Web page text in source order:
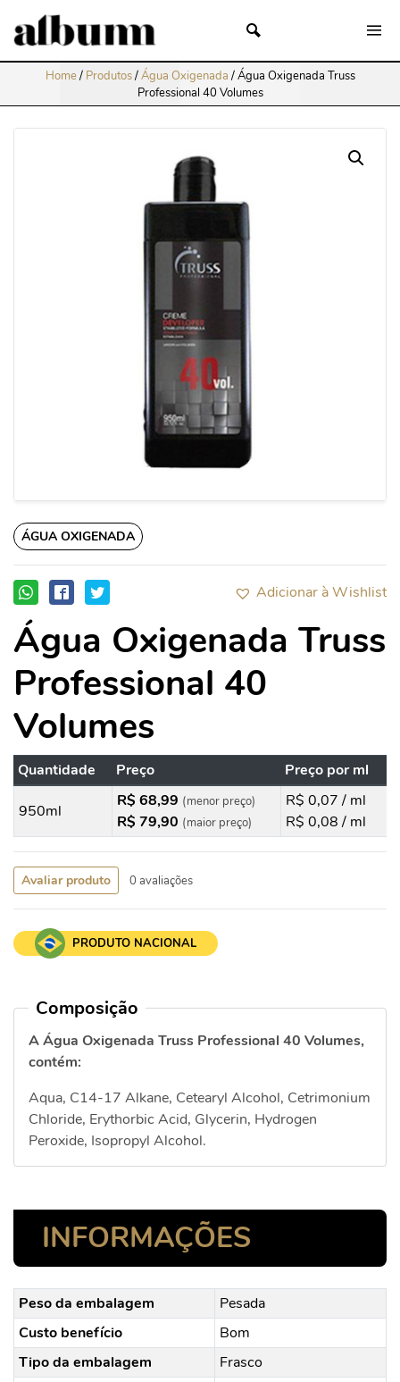
Home/ Produtos/Água Oxigenada /Água Oxigenada Truss
Professional 40 Volumes
ÁGUA OXIGENADA
Adicionar à Wishlist
Água Oxigenada Truss
Professional 40
Volumes
Quantidade Preço Preço por ml
950ml
R$ 68,99 (menor preço)
R$ 79,90 (maior preço)
R$ 0,07 / ml
R$ 0,08 / ml
Avaliar produto 0 avaliações
PRODUTO NACIONAL
Composição
A Água Oxigenada Truss Professional 40 Volumes,
contém:
Aqua, C14-17 Alkane, Cetearyl Alcohol, Cetrimonium
Chloride, Erythorbic Acid, Glycerin, Hydrogen
Peroxide, Isopropyl Alcohol.
INFORMAÇÕES
Peso da embalagem
Pesada
Custo benefício
Bom
Tipo da embalagem
Frasco